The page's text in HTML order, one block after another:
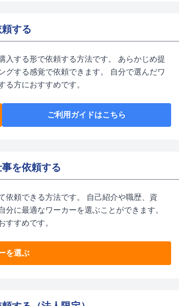
する
入する形で依頼する方法です。 あらかじめ提
グする感覚で依頼できます。 自分で選んだワ
る方におすすめです。
ご利用ガイドはこちら
を依頼する
依頼できる方法です。 自己紹介や職歴、資
に最適なワーカーを選ぶことができます。
すすめです。
を選ぶ